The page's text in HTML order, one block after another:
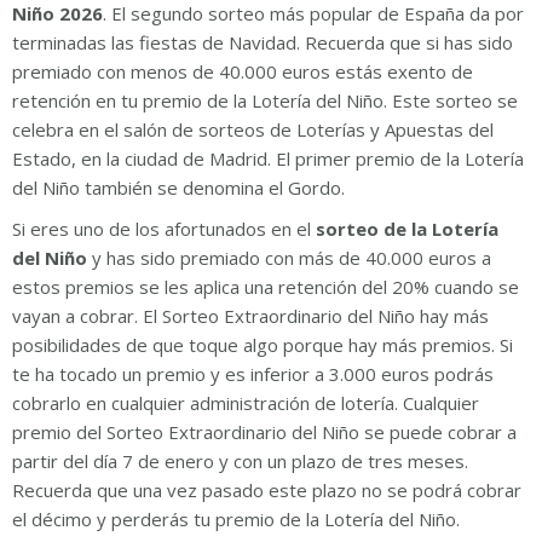
Niño 2026. El segundo sorteo más popular de España da por
terminadas las fiestas de Navidad. Recuerda que si has sido
premiado con menos de 40.000 euros estás exento de
retención en tu premio de la Lotería del Niño. Este sorteo se
celebra en el salón de sorteos de Loterías y Apuestas del
Estado, en la ciudad de Madrid. El primer premio de la Lotería
del Niño también se denomina el Gordo.
Si eres uno de los afortunados en el sorteo de la Lotería
del Niño y has sido premiado con más de 40.000 euros a
estos premios se les aplica una retención del 20% cuando se
vayan a cobrar. El Sorteo Extraordinario del Niño hay más
posibilidades de que toque algo porque hay más premios. Si
te ha tocado un premio y es inferior a 3.000 euros podrás
cobrarlo en cualquier administración de lotería. Cualquier
premio del Sorteo Extraordinario del Niño se puede cobrar a
partir del día 7 de enero y con un plazo de tres meses.
Recuerda que una vez pasado este plazo no se podrá cobrar
el décimo y perderás tu premio de la Lotería del Niño.